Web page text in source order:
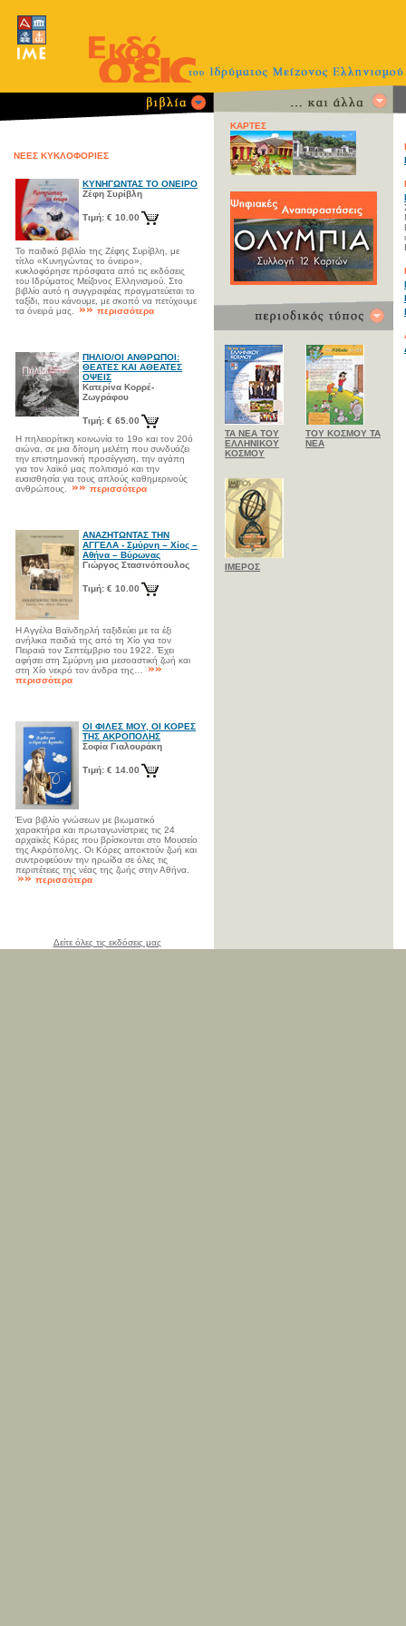
ΝΕΕΣ ΚΥΚΛΟΦΟΡΙΕΣ
ΚΥΝΗΓΩΝΤΑΣ ΤΟ ΟΝΕΙΡΟ
Ζέφη Συρίβλη
Τιμή: € 10.00
Το παιδικό βιβλίο της Ζέφης Συρίβλη, με
τίτλο «Κυνηγώντας το όνειρο»,
κυκλοφόρησε πρόσφατα από τις εκδόσεις
του Ιδρύματος Μείζονος Ελληνισμού. Στο
βιβλίο αυτό η συγγραφέας πραγματεύεται το
ταξίδι, που κάνουμε, με σκοπό να πετύχουμε
τα όνειρά μας.
περισσότερα
ΠΗΛΙΟ/ΟΙ ΑΝΘΡΩΠΟΙ:
ΘΕΑΤΕΣ ΚΑΙ ΑΘΕΑΤΕΣ
ΟΨΕΙΣ
Κατερίνα Κορρέ-
Ζωγράφου
Τιμή: € 65.00
Η πηλειορίτικη κοινωνία το 19ο και τον 20ό
αιώνα, σε μια δίτομη μελέτη που συνδυάζει
την επιστημονική προσέγγιση, την αγάπη
για τον λαϊκό μας πολιτισμό και την
ευαισθησία για τους απλούς καθημερινούς
ανθρώπους.
περισσότερα
ΑΝΑΖΗΤΩΝΤΑΣ ΤΗΝ
ΑΓΓΕΛΑ - Σμύρνη – Χίος –
Αθήνα – Βύρωνας
Γιώργος Στασινόπουλος
Τιμή: € 10.00
Η Αγγέλα Βαϊνδηρλή ταξιδεύει με τα έξι
ανήλικα παιδιά της από τη Χίο για τον
Πειραιά τον Σεπτέμβριο του 1922. Έχει
αφήσει στη Σμύρνη μια μεσοαστική ζωή και
στη Χίο νεκρό τον άνδρα της…
περισσότερα
ΟΙ ΦΙΛΕΣ ΜΟΥ, ΟΙ ΚΟΡΕΣ
ΤΗΣ ΑΚΡΟΠΟΛΗΣ
Σοφία Γιαλουράκη
Τιμή: € 14.00
Ένα βιβλίο γνώσεων με βιωματικό
χαρακτήρα και πρωταγωνίστριες τις 24
αρχαϊκές Κόρες που βρίσκονται στο Μουσείο
της Ακρόπολης. Οι Κόρες αποκτούν ζωή και
συντροφεύουν την ηρωίδα σε όλες τις
περιπέτειες της νέας της ζωής στην Αθήνα.
περισσότερα
Δείτε όλες τις εκδόσεις μας
ΚΑΡΤΕΣ
ΤΑ ΝΕΑ ΤΟΥ
ΕΛΛΗΝΙΚΟΥ
ΚΟΣΜΟΥ
ΤΟΥ ΚΟΣΜΟΥ ΤΑ
ΝΕΑ
ΙΜΕΡΟΣ